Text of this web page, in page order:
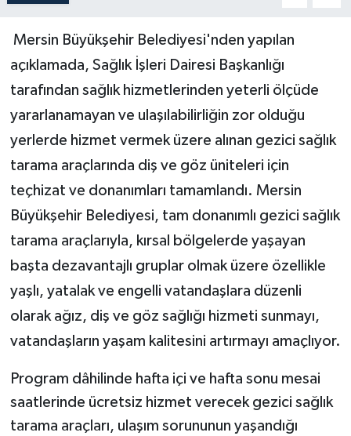
Mersin Büyükşehir Belediyesi'nden yapılan
açıklamada, Sağlık İşleri Dairesi Başkanlığı
tarafından sağlık hizmetlerinden yeterli ölçüde
yararlanamayan ve ulaşılabilirliğin zor olduğu
yerlerde hizmet vermek üzere alınan gezici sağlık
tarama araçlarında diş ve göz üniteleri için
teçhizat ve donanımları tamamlandı. Mersin
Büyükşehir Belediyesi, tam donanımlı gezici sağlık
tarama araçlarıyla, kırsal bölgelerde yaşayan
başta dezavantajlı gruplar olmak üzere özellikle
yaşlı, yatalak ve engelli vatandaşlara düzenli
olarak ağız, diş ve göz sağlığı hizmeti sunmayı,
vatandaşların yaşam kalitesini artırmayı amaçlıyor.
Program dâhilinde hafta içi ve hafta sonu mesai
saatlerinde ücretsiz hizmet verecek gezici sağlık
tarama araçları, ulaşım sorununun yaşandığı